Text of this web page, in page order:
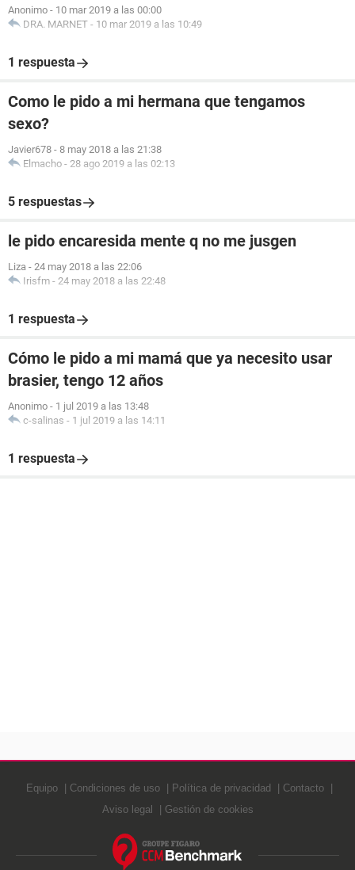
Anonimo - 10 mar 2019 a las 00:00
DRA. MARNET - 10 mar 2019 a las 10:49
1 respuesta
Como le pido a mi hermana que tengamos
sexo?
Javier678 - 8 may 2018 a las 21:38
Elmacho - 28 ago 2019 a las 02:13
5 respuestas
le pido encaresida mente q no me jusgen
Liza - 24 may 2018 a las 22:06
Irisfm - 24 may 2018 a las 22:48
1 respuesta
Cómo le pido a mi mamá que ya necesito usar
brasier, tengo 12 años
Anonimo - 1 jul 2019 a las 13:48
c-salinas - 1 jul 2019 a las 14:11
1 respuesta
Equipo Condiciones de uso Política de privacidad
Contacto
Aviso legal
Gestión de cookies